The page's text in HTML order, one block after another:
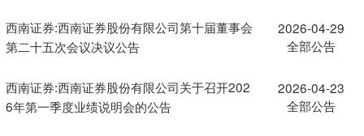
西南证券:西南证券股份有限公司第十届董事会
第二十五次会议决议公告
2026-04-29
全部公告
西南证券:西南证券股份有限公司关于召开202
6年第一季度业绩说明会的公告
2026-04-23
全部公告